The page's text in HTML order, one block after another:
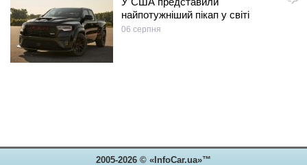
найпотужніший пікап у світі
06 серпня
2005-2026 © «InfoCar.ua»™